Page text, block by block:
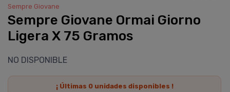
Sempre Giovane
Sempre Giovane Ormai Giorno
Ligera X 75 Gramos
NO DISPONIBLE
¡ Últimas 0unidades disponibles !